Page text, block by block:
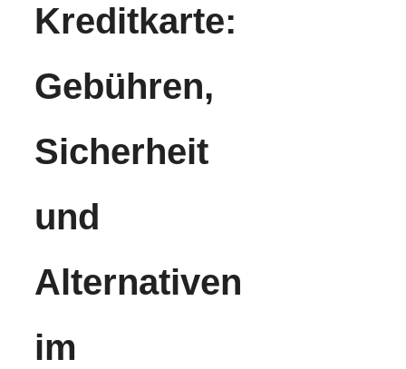
Kreditkarte:
Gebühren,
Sicherheit
und
Alternativen
im